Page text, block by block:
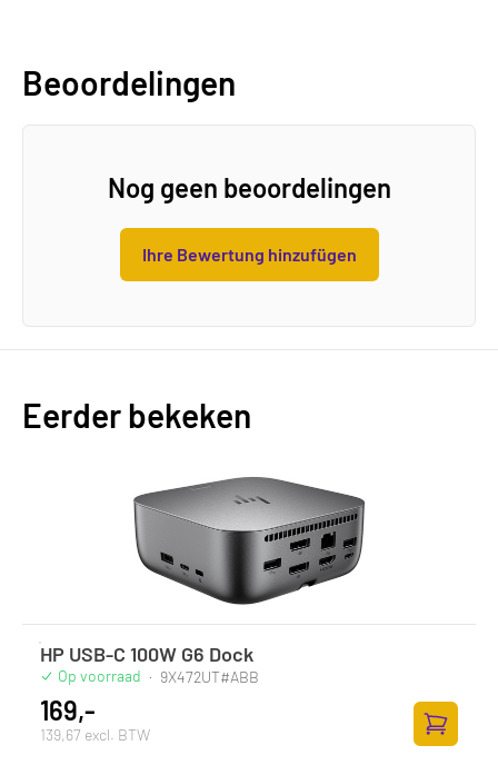
Beoordelingen
Nog geen beoordelingen
Ihre Bewertung hinzufügen
Eerder bekeken
HP USB-C 100W G6 Dock
Op voorraad · 9X472UT#ABB
169,-
139,67 excl. BTW
Zum